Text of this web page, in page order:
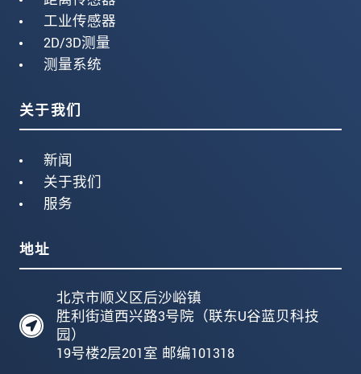
工业传感器
2D/3D测量
测量系统
关于我们
新闻
关于我们
服务
地址
北京市顺义区后沙峪镇
胜利街道西兴路3号院（联东U谷蓝贝科技
园）
19号楼2层201室 邮编101318